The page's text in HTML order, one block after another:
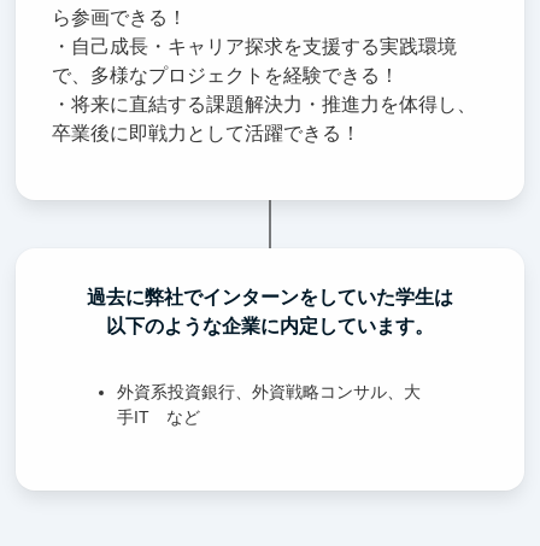
ら参画できる！
・自己成長・キャリア探求を支援する実践環境
で、多様なプロジェクトを経験できる！
・将来に直結する課題解決力・推進力を体得し、
卒業後に即戦力として活躍できる！
過去に弊社でインターンをしていた学生は
以下のような企業に内定しています。
外資系投資銀行、外資戦略コンサル、大
手IT など